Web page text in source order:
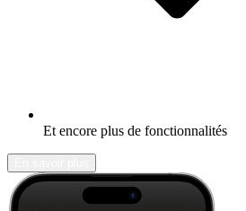
Et encore plus de fonctionnalités